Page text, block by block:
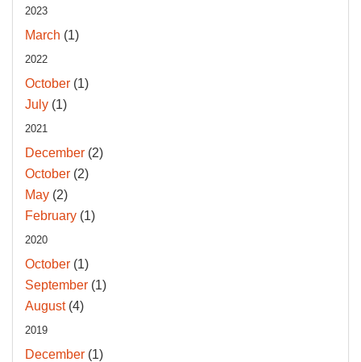
2023
March (1)
2022
October (1)
July (1)
2021
December (2)
October (2)
May (2)
February (1)
2020
October (1)
September (1)
August(4)
2019
December (1)